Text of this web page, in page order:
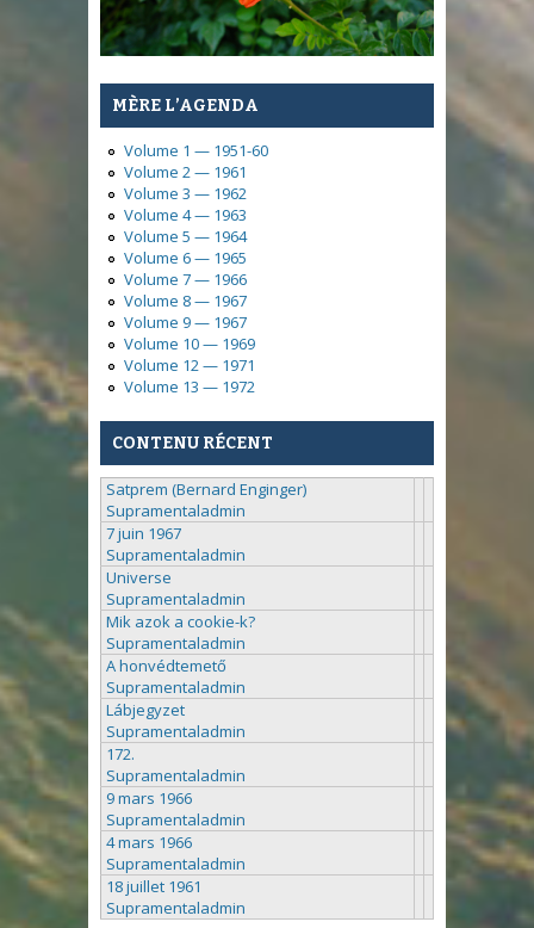
MÈRE L’AGENDA
Volume 1 — 1951-60
Volume 2 — 1961
Volume 3 — 1962
Volume 4 — 1963
Volume 5 — 1964
Volume 6 — 1965
Volume 7 — 1966
Volume 8 — 1967
Volume 9 — 1967
Volume 10 — 1969
Volume 12 — 1971
Volume 13 — 1972
CONTENU RÉCENT
Satprem (Bernard Enginger)
Supramentaladmin
7 juin 1967
Supramentaladmin
Universe
Supramentaladmin
Mik azok a cookie-k?
Supramentaladmin
A honvédtemető
Supramentaladmin
Lábjegyzet
Supramentaladmin
172.
Supramentaladmin
9 mars 1966
Supramentaladmin
4 mars 1966
Supramentaladmin
18 juillet 1961
Supramentaladmin